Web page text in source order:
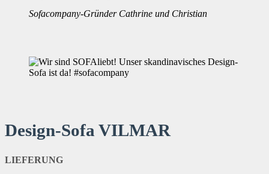
Sofacompany-Gründer Cathrine und Christian
Design-Sofa VILMAR
LIEFERUNG